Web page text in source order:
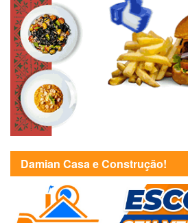
Damian Casa e Construção!